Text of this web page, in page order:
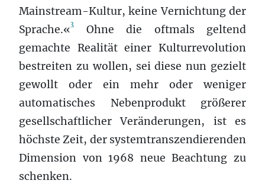
Mainstream-Kultur, keine Vernichtung der
Sprache.«3
Ohne die oftmals geltend
gemachte Realität einer Kulturrevolution
bestreiten zu wollen, sei diese nun gezielt
gewollt oder ein mehr oder weniger
automatisches Nebenprodukt größerer
gesellschaftlicher Veränderungen, ist es
höchste Zeit, der systemtranszendierenden
Dimension von 1968 neue Beachtung zu
schenken.